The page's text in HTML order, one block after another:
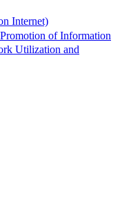
Internet)
of Information
Utilization and